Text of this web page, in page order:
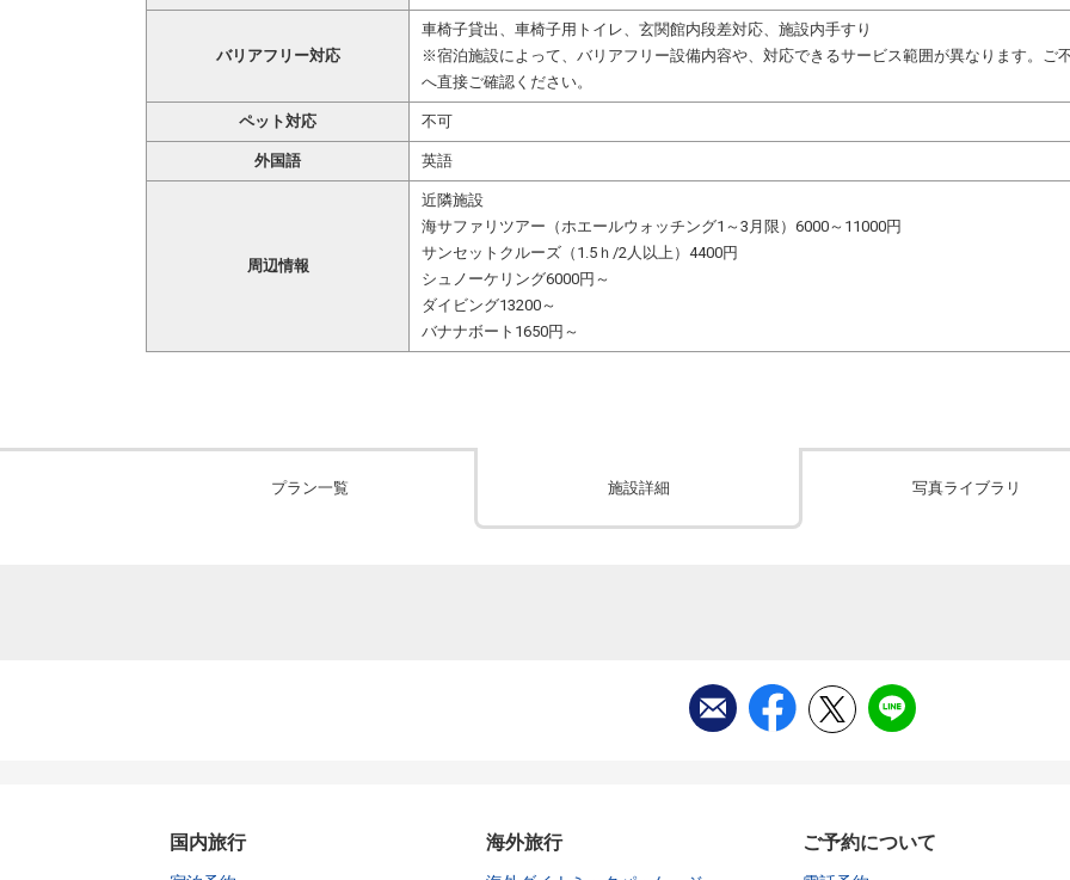
バリアフリー対応
車椅子貸出、車椅子用トイレ、玄関館内段差対応、施設内手すり
※宿泊施設によって、バリアフリー設備内容や、対応できるサービス範囲が異なります。ご
へ直接ご確認ください。
ペット対応 不可
外国語 英語
周辺情報
近隣施設
海サファリツアー（ホエールウォッチング1～3月限）6000～11000円
サンセットクルーズ（1.5ｈ/2人以上）4400円
シュノーケリング6000円～
ダイビング13200～
バナナボート1650円～
プラン一覧 施設詳細 写真ライブラリ
国内旅行 海外旅行 ご予約について